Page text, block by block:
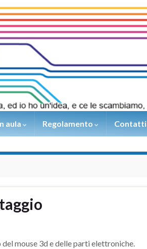
aula Regolamento Contatti
mouse 3d e delle parti elettroniche.